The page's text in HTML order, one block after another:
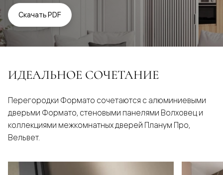
Скачать PDF
ИДЕАЛЬНОЕ СОЧЕТАНИЕ
Перегородки Формато сочетаются с алюминиевыми
дверьми Формато, стеновыми панелями Волховец и
коллекциями межкомнатных дверей Планум Про,
Вельвет.